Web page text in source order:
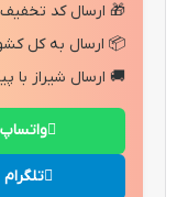
🎁 ارسال کد تخفیف با
📦 ارسال به کل
🚚 ارسال شیراز با
واتساپ
تلگرام